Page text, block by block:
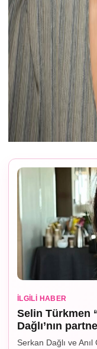
İLGILI HABER
Selin Türkmen
Dağlı’nın
Serkan Dağlı ve Anıl